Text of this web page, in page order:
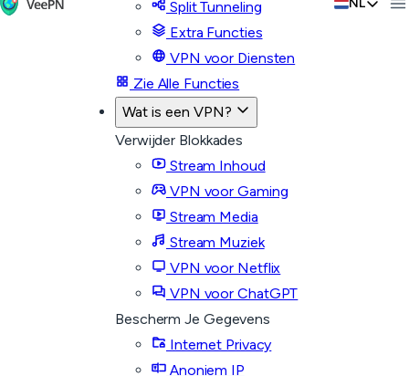
Split Tunneling
Extra Functies
VPN voor Diensten
Zie Alle Functies
Wat is een VPN?
Verwijder Blokkades
Stream Inhoud
VPN voor Gaming
Stream Media
Stream Muziek
VPN voor Netflix
VPN voor ChatGPT
Bescherm Je Gegevens
Internet Privacy
Anoniem IP
NL